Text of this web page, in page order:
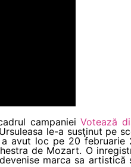
campanieiVotează
le-a susţinut pe
avut loc pe 20 februarie
de Mozart. O
marca sa artistică